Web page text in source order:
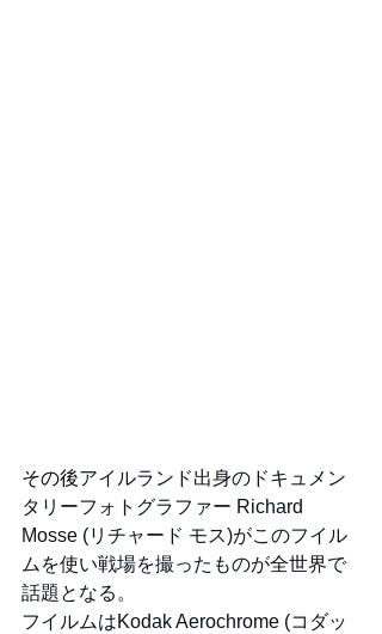
その後アイルランド出身のドキュメン
タリーフォトグラファー Richard
Mosse (リチャード モス)がこのフイル
ムを使い戦場を撮ったものが全世界で
話題となる。
フイルムはKodak Aerochrome (コダッ